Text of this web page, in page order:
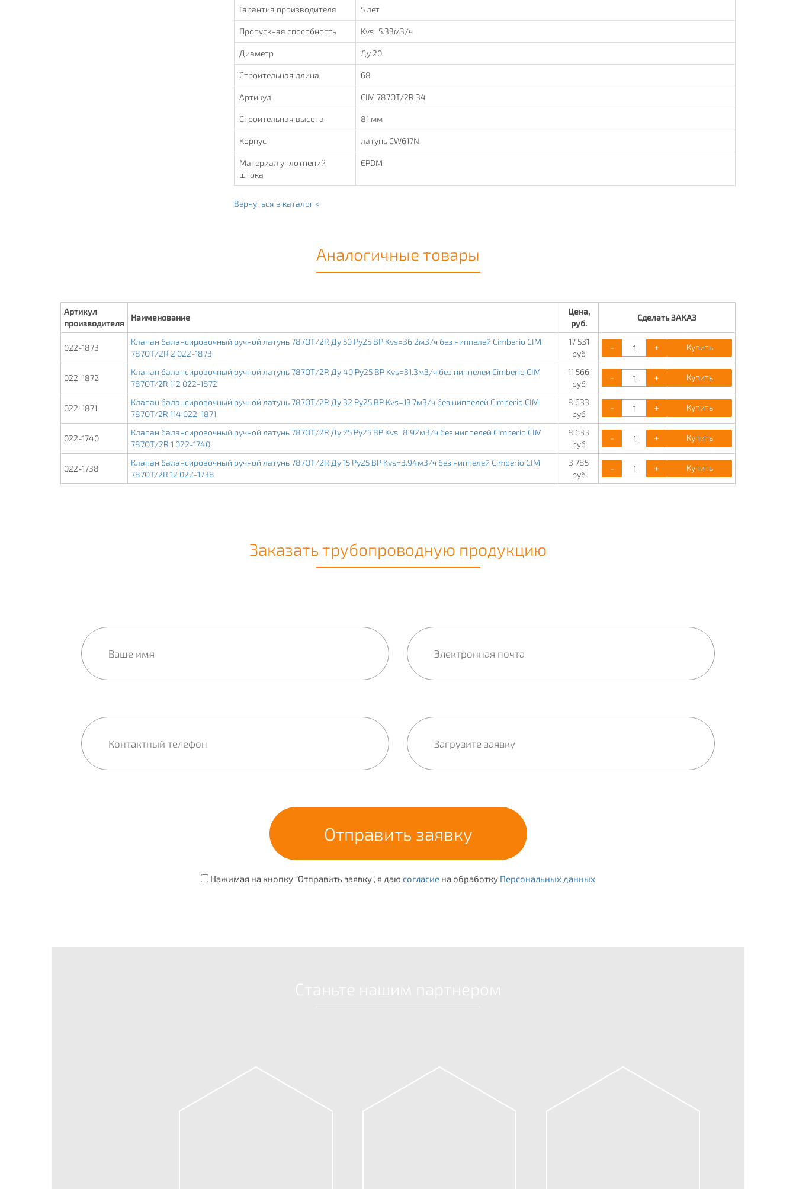
Гарантия производителя 5 лет
Пропускная способность Kvs=5.33м3/ч
Диаметр Ду 20
Строительная длина 68
Артикул CIM 787OT/2R 34
Строительная высота 81 мм
Корпус латунь CW617N
Материал уплотнений
штока
EPDM
Вернуться в каталог <
Аналогичные товары
Артикул
производителя
Наименование
Цена,
руб.
Сделать ЗАКАЗ
022-1873
Клапан балансировочный ручной латунь 787ОТ/2R Ду 50 Ру25 ВР Kvs=36.2м3/ч без ниппелей Cimberio CIM
787ОТ/2R 2 022-1873
17 531
руб
- + Купить
022-1872
Клапан балансировочный ручной латунь 787ОТ/2R Ду 40 Ру25 ВР Kvs=31.3м3/ч без ниппелей Cimberio CIM
787OT/2R 112 022-1872
11 566
руб
- + Купить
022-1871
Клапан балансировочный ручной латунь 787ОТ/2R Ду 32 Ру25 ВР Kvs=13.7м3/ч без ниппелей Cimberio CIM
787OT/2R 114 022-1871
8 633
руб
- + Купить
022-1740
Клапан балансировочный ручной латунь 787ОТ/2R Ду 25 Ру25 ВР Kvs=8.92м3/ч без ниппелей Cimberio CIM
787ОТ/2R 1 022-1740
8 633
руб
- + Купить
022-1738
Клапан балансировочный ручной латунь 787ОТ/2R Ду 15 Ру25 ВР Kvs=3.94м3/ч без ниппелей Cimberio CIM
787OT/2R 12 022-1738
3 785
руб
- + Купить
Заказать трубопроводную продукцию
Нажимая на кнопку "Отправить заявку", я даю согласие на обработку Персональных данных